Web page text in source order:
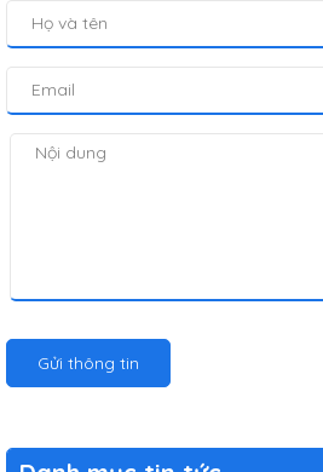
Gửi thông tin